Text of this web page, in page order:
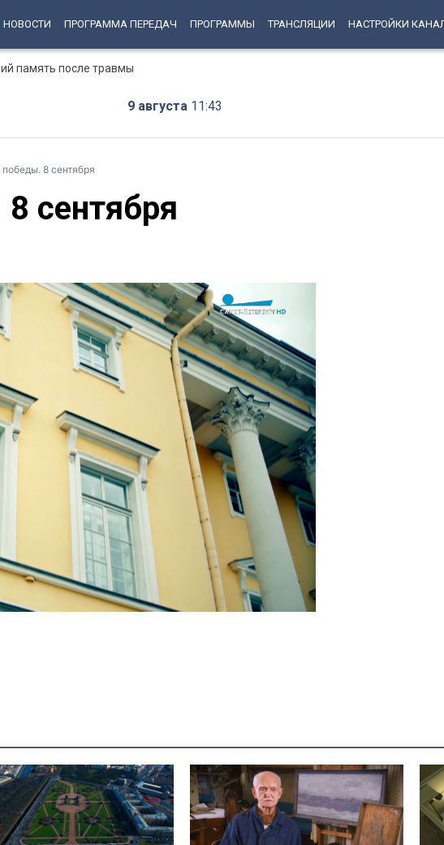
НОВОСТИ ПРОГРАММА ПЕРЕДАЧ ПРОГРАММЫ ТРАНСЛЯЦИИ НАСТРОЙКИ
память после травмы
9 августа 11:43
8 сентября
сентября